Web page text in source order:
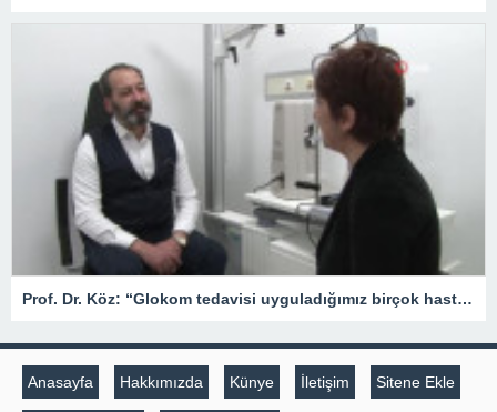
Prof. Dr. Köz: “Glokom tedavisi uyguladığımız birçok hasta aynı zamanda diyabet hastası”
Anasayfa Hakkımızda Künye İletişim Sitene Ekle